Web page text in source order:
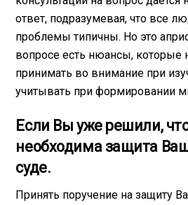
ответ, подразумевая, что все
проблемы типичны. Но это
вопросе есть нюансы, которые
принимать во внимание при
учитывать при формировании
Если Вы уже решили,
необходима защита
суде.
Принять поручение на защиту